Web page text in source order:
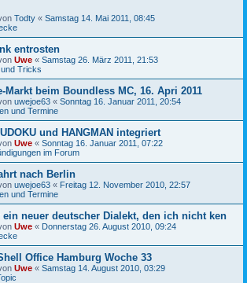
Todty « Samstag 14. Mai 2011, 08:45
entrosten
Uwe « Samstag 26. März 2011, 21:53
Tricks
Markt beim Boundless MC, 16. Apri 2011
uwejoe63 « Sonntag 16. Januar 2011, 20:54
und Termine
und HANGMAN integriert
Uwe « Sonntag 16. Januar 2011, 07:22
im Forum
nach Berlin
uwejoe63 « Freitag 12. November 2010, 22:57
und Termine
ein neuer deutscher Dialekt, den ich nicht ken
Uwe « Donnerstag 26. August 2010, 09:24
Office Hamburg Woche 33
Uwe « Samstag 14. August 2010, 03:29